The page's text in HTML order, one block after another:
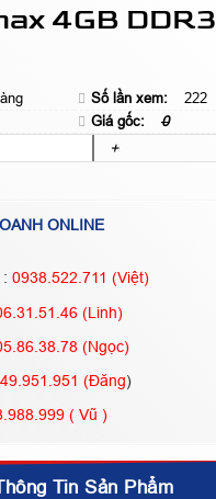
4GB DDR3
Số lần xem:
222
Giá gốc: 0
+
ONLINE
0938.522.711 (Việt)
(Linh)
(Ngọc)
(Đăng)
( Vũ )
Tin Sản Phẩm